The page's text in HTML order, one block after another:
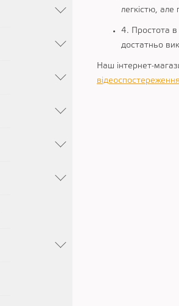
легкістю, але
4. Простота в
достатньо
Наш інтернет-
відеоспостереження